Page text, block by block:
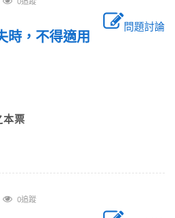
問題討論
時，不得適用
本票
0追蹤